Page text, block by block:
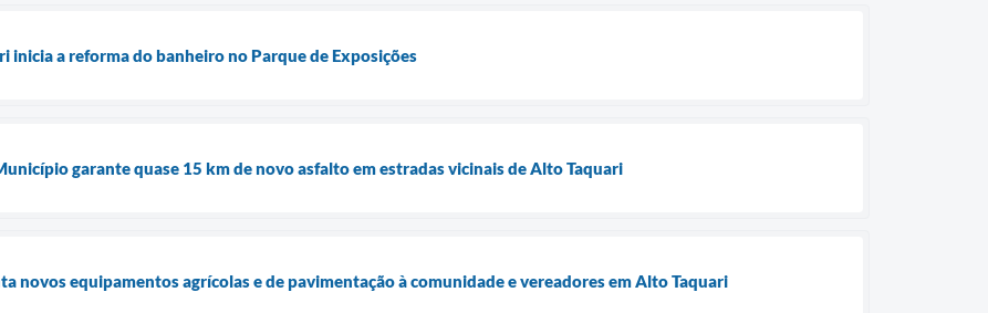
inicia a reforma do banheiro no Parque de Exposições
garante quase 15 km de novo asfalto em estradas vicinais de Alto Taquari
novos equipamentos agrícolas e de pavimentação à comunidade e vereadores em Alto Taquari